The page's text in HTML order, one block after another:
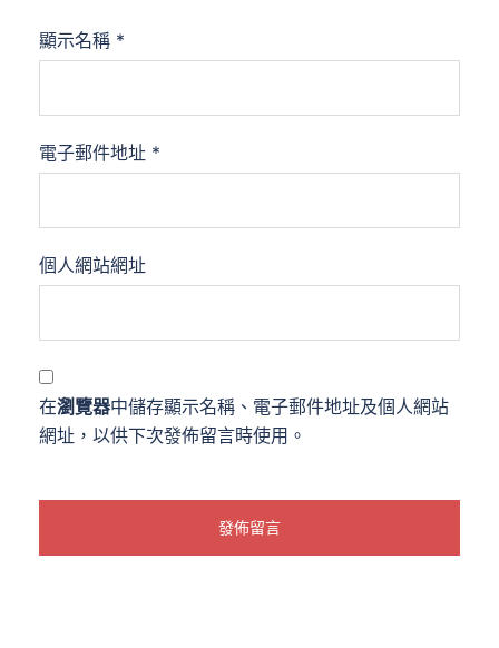
顯示名稱 *
電子郵件地址 *
個人網站網址
在瀏覽器中儲存顯示名稱、電子郵件地址及個人網站
網址，以供下次發佈留言時使用。